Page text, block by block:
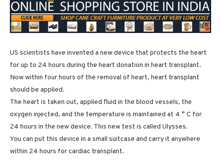
US scientists have invented a new device that protects the heart
for up to 24 hours during the heart donation in heart transplant.
Now within four hours of the removal of heart, heart transplant
should be applied.
The heart is taken out, applied fluid in the blood vessels, the
oxygen injected, and the temperature is maintained at 4 ° C for
24 hours in the new device. This new test is called Ulysses.
You can put this device in a small suitcase and carry it anywhere
within 24 hours for cardiac transplant.